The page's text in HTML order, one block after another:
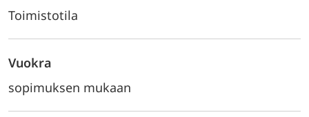
Toimistotila
Vuokra
sopimuksen mukaan